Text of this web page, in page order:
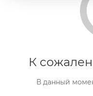
К
В данный